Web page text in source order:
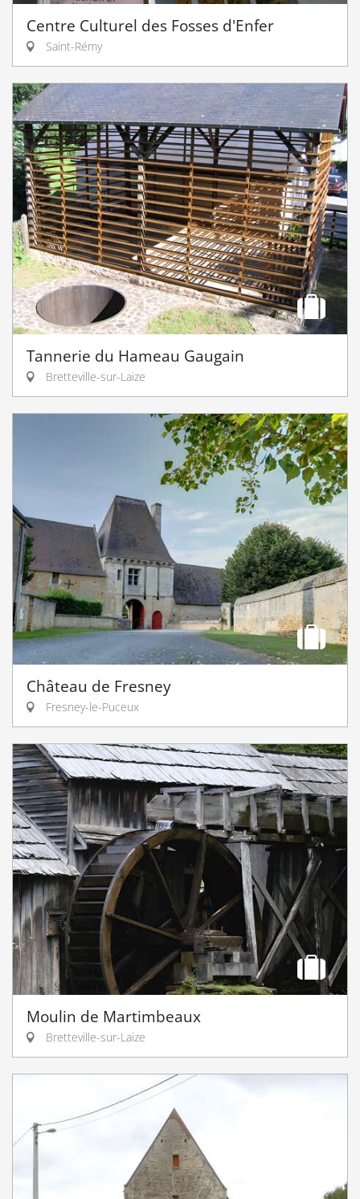
Centre Culturel des Fosses d'Enfer
Saint-Rémy
Tannerie du Hameau Gaugain
Bretteville-sur-Laize
Château de Fresney
Fresney-le-Puceux
Moulin de Martimbeaux
Bretteville-sur-Laize